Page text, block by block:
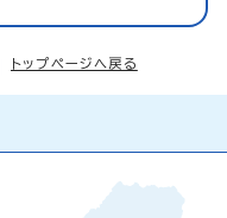
トップページへ戻る